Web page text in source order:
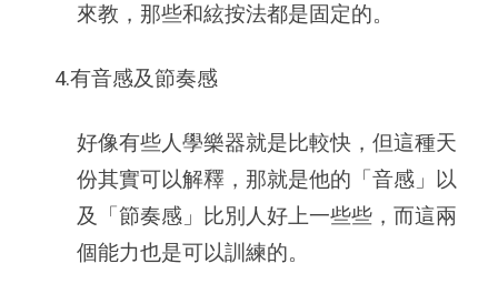
來教，那些和絃按法都是固定的。
4.有音感及節奏感
好像有些人學樂器就是比較快，但這種天
份其實可以解釋，那就是他的「音感」以
及「節奏感」比別人好上一些些，而這兩
個能力也是可以訓練的。